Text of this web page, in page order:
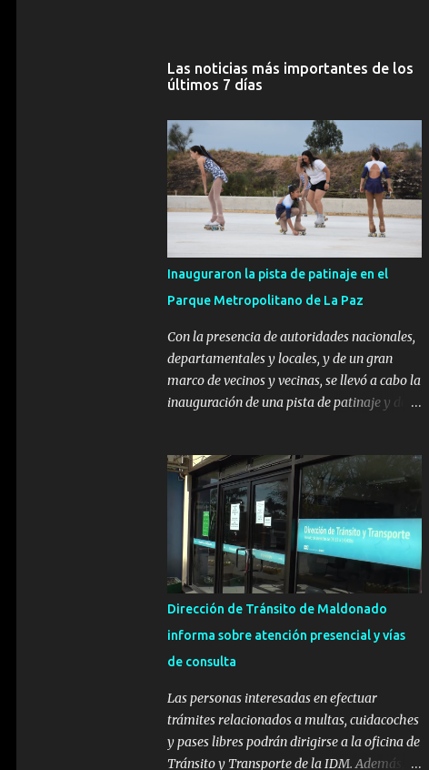
Las noticias más importantes de los
últimos 7 días
Inauguraron la pista de patinaje en el
Parque Metropolitano de La Paz
Con la presencia de autoridades nacionales,
departamentales y locales, y de un gran
marco de vecinos y vecinas, se llevó a cabo la
inauguración de una pista de patinaje y de
con el apoyo del Fondo + Local que es
impulsado por el Programa Uruguay
Integra, de la Dirección de Descentralización
e Inversión Pública de OPP, así como aportes
del Gobierno de Canelones y del Ministerio
de Transporte y Obras Públicas. La nueva
infraestructura deportiva consiste en una
hormigón sobre sus laterales. Su destino
será polifuncional, permitiendo la práctica
de eventos culturales. Próximo a la pista, se
instalaron juegos infantiles y equipamiento
urbano (bancos de hormigón y sets de
Dirección de Tránsito de Maldonado
informa sobre atención presencial y vías
de consulta
Las personas interesadas en efectuar
trámites relacionados a multas, cuidacoches
y pases libres podrán dirigirse a la oficina de
Tránsito y Transporte de la IDM. Además, la